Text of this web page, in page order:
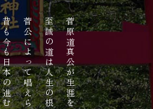
昔も今も日本の進むべき